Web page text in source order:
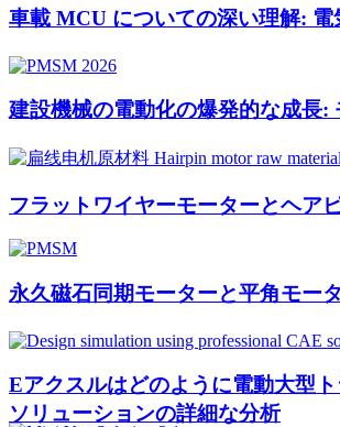
車載 MCU についての深い理解:
建設機械の電動化の爆発的な成長:
フラットワイヤーモーターとヘア
永久磁石同期モーターと平角モー
Eアクスルはどのように電動大型
ソリューションの詳細な分析